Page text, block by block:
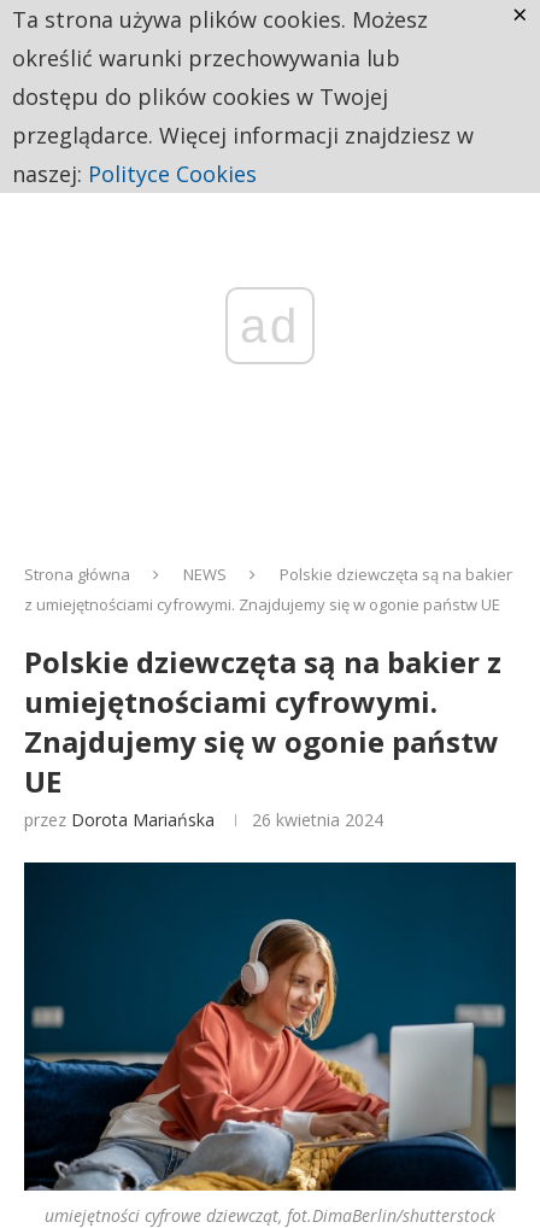
ad
Strona główna NEWS
Polskie dziewczęta są na bakier
z umiejętnościami cyfrowymi. Znajdujemy się w ogonie państw UE
Polskie dziewczęta są na bakier z
umiejętnościami cyfrowymi.
Znajdujemy się w ogonie państw
UE
przez Dorota Mariańska 26 kwietnia 2024
umiejętności cyfrowe dziewcząt, fot.DimaBerlin/shutterstock
Ta strona używa plików cookies. Możesz
określić warunki przechowywania lub
dostępu do plików cookies w Twojej
przeglądarce. Więcej informacji znajdziesz w
naszej: Polityce Cookies
×